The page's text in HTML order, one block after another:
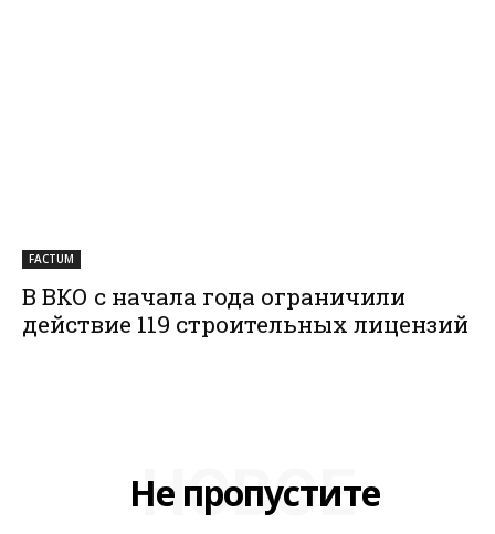
FACTUM
В ВКО с начала года ограничили
действие 119 строительных лицензий
Не пропустите
НОВОЕ